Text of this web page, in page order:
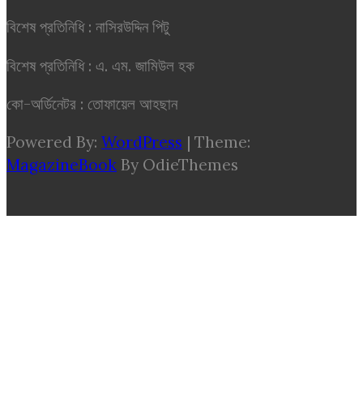
বিশেষ প্রতিনিধি : নাসিরউদ্দিন পিটু
বিশেষ প্রতিনিধি : এ. এম. জামিউল হক
কো-অর্ডিনেটর : তোফায়েল আহছান
Powered By: WordPress | Theme:
MagazineBook By OdieThemes